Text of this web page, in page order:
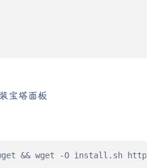
宝塔面板
&& wget -O install.sh